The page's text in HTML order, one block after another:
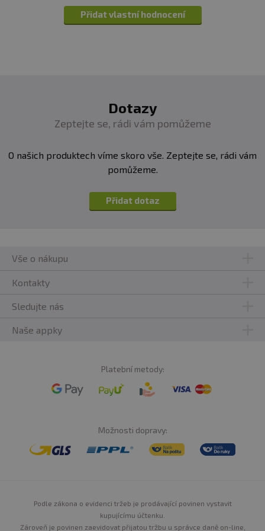
Přidat vlastní hodnocení
Dotazy
Zeptejte se, rádi vám pomůžeme
O našich produktech víme skoro vše. Zeptejte se, rádi vám
pomůžeme.
Přidat dotaz
Vše o nákupu
Kontakty
Sledujte nás
Naše appky
Platební metody:
Možnosti dopravy:
Podle zákona o evidenci tržeb je prodávající povinen vystavit
kupujícímu účtenku.
Zároveň je povinen zaevidovat přijatou tržbu u správce daně on-line,